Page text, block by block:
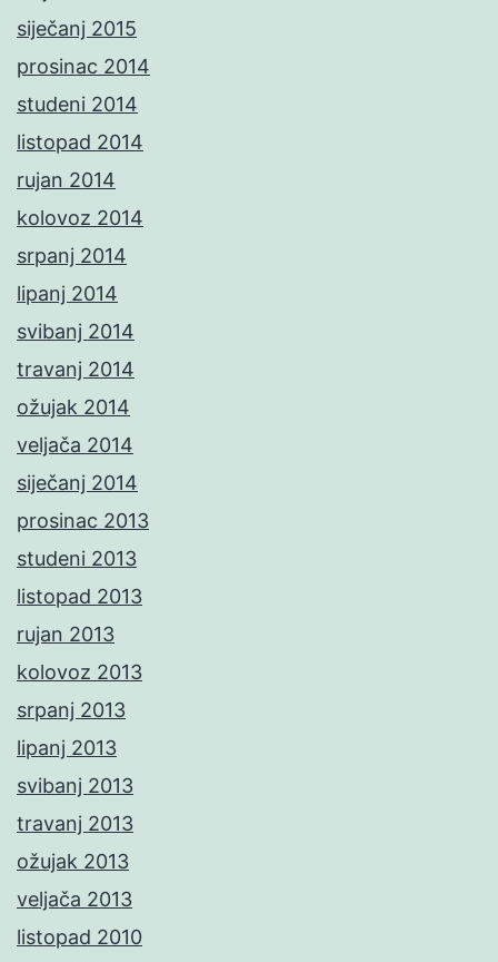
siječanj 2015
prosinac 2014
studeni 2014
listopad 2014
rujan 2014
kolovoz 2014
srpanj 2014
lipanj 2014
svibanj 2014
travanj 2014
ožujak 2014
veljača 2014
siječanj 2014
prosinac 2013
studeni 2013
listopad 2013
rujan 2013
kolovoz 2013
srpanj 2013
lipanj 2013
svibanj 2013
travanj 2013
ožujak 2013
veljača 2013
listopad 2010